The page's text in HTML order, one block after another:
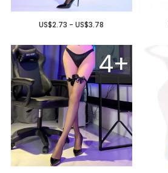
US$2.73 - US$3.78
4+